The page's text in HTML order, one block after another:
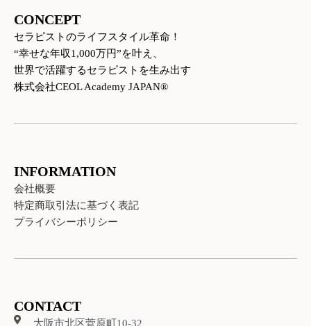
m
CONCEPT
セラピストのライフスタイル革命！
“幸せな年収1,000万円”を叶え、
世界で活躍するセラピストを生み出す
株式会社CEOL Academy JAPAN®
INFORMATION
会社概要
特定商取引法に基づく表記
プライバシーポリシー
CONTACT
大阪市北区菅原町10-32